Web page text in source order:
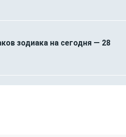
зодиака на сегодня — 28